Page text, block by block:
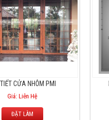
CỬA NHÔM PMI
Giá: Liên Hệ
ĐẶT LÀM